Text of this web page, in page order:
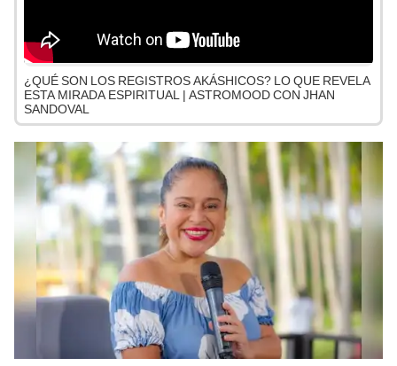
¿QUÉ SON LOS REGISTROS AKÁSHICOS? LO QUE REVELA
ESTA MIRADA ESPIRITUAL | ASTROMOOD CON JHAN
SANDOVAL